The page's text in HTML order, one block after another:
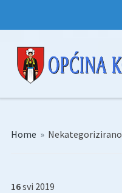
Home » Nekategorizirano
16svi 2019